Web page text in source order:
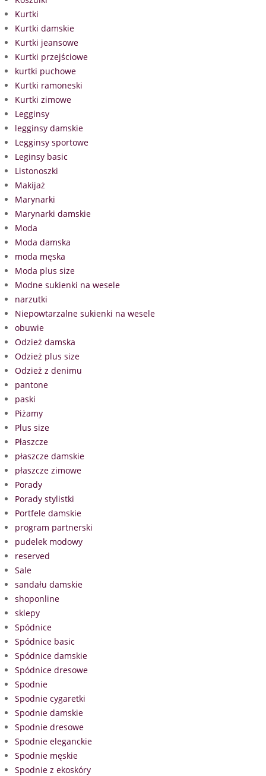
Kurtki
Kurtki damskie
Kurtki jeansowe
Kurtki przejściowe
kurtki puchowe
Kurtki ramoneski
Kurtki zimowe
Legginsy
legginsy damskie
Legginsy sportowe
Leginsy basic
Listonoszki
Makijaż
Marynarki
Marynarki damskie
Moda
Moda damska
moda męska
Moda plus size
Modne sukienki na wesele
narzutki
Niepowtarzalne sukienki na wesele
obuwie
Odzież damska
Odzież plus size
Odzież z denimu
pantone
paski
Piżamy
Plus size
Płaszcze
płaszcze damskie
płaszcze zimowe
Porady
Porady stylistki
Portfele damskie
program partnerski
pudelek modowy
reserved
Sale
sandału damskie
shoponline
sklepy
Spódnice
Spódnice basic
Spódnice damskie
Spódnice dresowe
Spodnie
Spodnie cygaretki
Spodnie damskie
Spodnie dresowe
Spodnie eleganckie
Spodnie męskie
Spodnie z ekoskóry